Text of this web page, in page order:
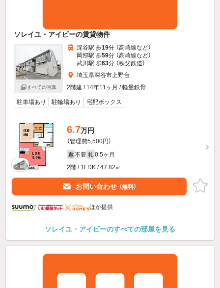
ソレイユ・アイビーの賃貸物件
すべての写真
深谷駅 歩19分 （高崎線など）
岡部駅 歩59分 （高崎線など）
武川駅 歩63分 （秩父鉄道）
埼玉県深谷市上野台
2階建 / 14年11ヶ月 / 軽量鉄骨
駐車場あり 駐輪場あり 宅配ボックス
6.7万円
（管理費5,500円）
敷 不要 礼 0.5ヶ月
2階 / 1LDK / 47.82㎡
お問い合わせ （無料）
ほか提供
ソレイユ・アイビーのすべての部屋を見る